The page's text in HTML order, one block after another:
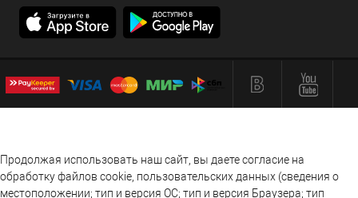
Продолжая использовать наш сайт, вы даете согласие на
обработку файлов cookie, пользовательских данных (сведения о
местоположении; тип и версия ОС; тип и версия Браузера; тип